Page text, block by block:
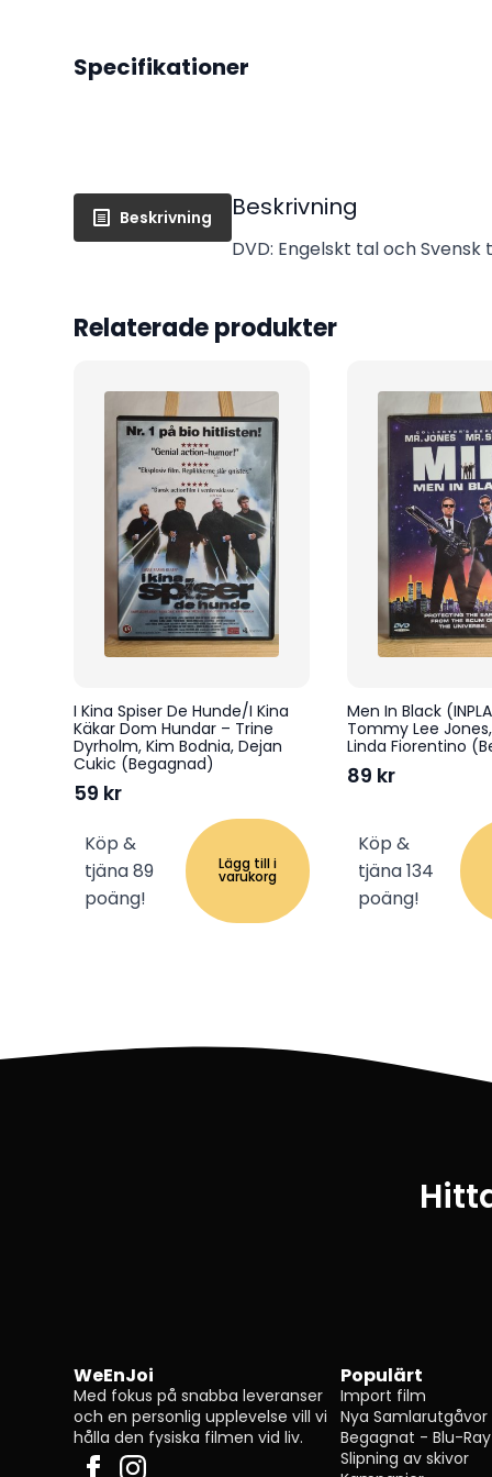
Specifikationer
Beskrivning Beskrivning
DVD: Engelskt tal och Svensk
Relaterade produkter
I Kina Spiser De Hunde/I Kina
Käkar Dom Hundar – Trine
Dyrholm, Kim Bodnia, Dejan
Cukic (Begagnad)
59 kr
Köp &
tjäna 89
poäng!
Lägg till i
varukorg
Men In Black
Tommy Lee
Linda Fiorentino
89 kr
Köp &
tjäna 134
poäng!
WeEnJoi
Med fokus på snabba leveranser
och en personlig upplevelse vill vi
hålla den fysiska filmen vid liv.
Populärt
Import film
Nya Samlarutgåvor
Begagnat - Blu-Ray
Slipning av skivor